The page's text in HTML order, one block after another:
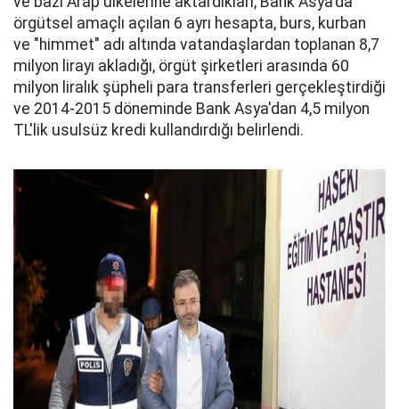
örgütsel amaçlı açılan 6 ayrı hesapta, burs, kurban
ve "himmet" adı altında vatandaşlardan toplanan 8,7
milyon lirayı akladığı, örgüt şirketleri arasında 60
milyon liralık şüpheli para transferleri gerçekleştirdiği
ve 2014-2015 döneminde Bank Asya'dan 4,5 milyon
TL'lik usulsüz kredi kullandırdığı belirlendi.